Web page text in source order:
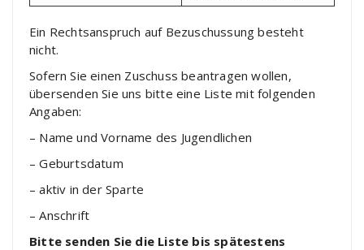
Ein Rechtsanspruch auf Bezuschussung besteht
nicht.
Sofern Sie einen Zuschuss beantragen wollen,
übersenden Sie uns bitte eine Liste mit folgenden
Angaben:
– Name und Vorname des Jugendlichen
– Geburtsdatum
– aktiv in der Sparte
– Anschrift
Bitte senden Sie die Liste bis spätestens